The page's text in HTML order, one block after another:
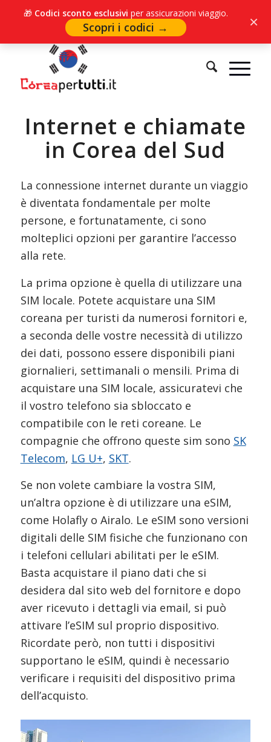
🎁 Codici sconto esclusivi per assicurazioni viaggio.
Scopri i codici → ×
Home / Informazioni utili
Internet e chiamate in Corea del Sud
Internet e chiamate
in Corea del Sud
La connessione internet durante un viaggio
è diventata fondamentale per molte
persone, e fortunatamente, ci sono
molteplici opzioni per garantire l’accesso
alla rete.
La prima opzione è quella di utilizzare una
SIM locale. Potete acquistare una SIM
coreana per turisti da numerosi fornitori e,
a seconda delle vostre necessità di utilizzo
dei dati, possono essere disponibili piani
giornalieri, settimanali o mensili. Prima di
acquistare una SIM locale, assicuratevi che
il vostro telefono sia sbloccato e
compatibile con le reti coreane. Le
compagnie che offrono queste sim sono SK
Telecom, LG U+, SKT.
Se non volete cambiare la vostra SIM,
un’altra opzione è di utilizzare una eSIM,
come Holafly o Airalo. Le eSIM sono versioni
digitali delle SIM fisiche che funzionano con
i telefoni cellulari abilitati per le eSIM.
Basta acquistare il piano dati che si
desidera dal sito web del fornitore e dopo
aver ricevuto i dettagli via email, si può
attivare l’eSIM sul proprio dispositivo.
Ricordate però, non tutti i dispositivi
supportano le eSIM, quindi è necessario
verificare i requisiti del dispositivo prima
dell’acquisto.